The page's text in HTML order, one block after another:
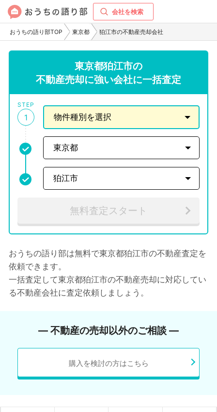
会社を検索
おうちの語り部TOP 東京都 狛江市の不動産売却会社
東京都狛江市の
不動産売却に強い会社に一括査定
STEP
1
無料査定スタート
おうちの語り部は無料で東京都狛江市の不動産査定を
依頼できます。
一括査定して東京都狛江市の不動産売却に対応してい
る不動産会社に査定依頼しましょう。
― 不動産の売却以外のご相談 ―
購入を検討の方はこちら